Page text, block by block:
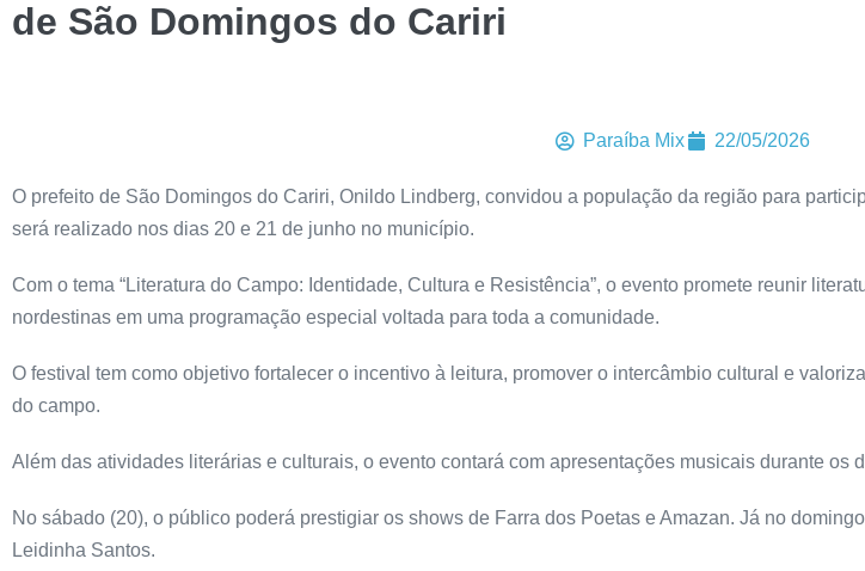
de São Domingos do Cariri
Paraíba Mix 22/05/2026
O prefeito de São Domingos do Cariri, Onildo Lindberg, convidou a população da região para
será realizado nos dias 20 e 21 de junho no município.
Com o tema “Literatura do Campo: Identidade, Cultura e Resistência”, o evento promete reunir
nordestinas em uma programação especial voltada para toda a comunidade.
O festival tem como objetivo fortalecer o incentivo à leitura, promover o intercâmbio cultural e
do campo.
Além das atividades literárias e culturais, o evento contará com apresentações musicais durante os
No sábado (20), o público poderá prestigiar os shows de Farra dos Poetas e Amazan. Já no
Leidinha Santos.